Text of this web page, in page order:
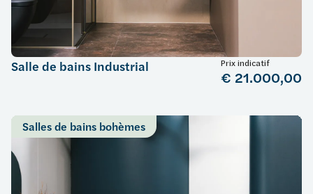
Salle de bains Industrial Prix indicatif
€ 21.000,00
Salles de bains bohèmes